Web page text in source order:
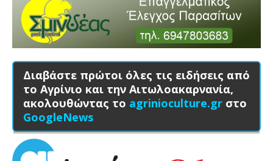
Διαβάστε πρώτοι όλες τις ειδήσεις από
το Αγρίνιο και την Αιτωλοακαρνανία,
ακολουθώντας το agrinioculture.gr στο
GoogleNews